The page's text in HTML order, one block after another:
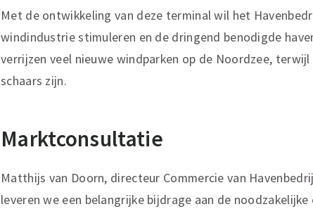
Met de ontwikkeling van deze terminal wil het
windindustrie stimuleren en de dringend benodigde
verrijzen veel nieuwe windparken op de Noordzee,
schaars zijn.
Marktconsultatie
Matthijs van Doorn, directeur Commercie van
leveren we een belangrijke bijdrage aan de